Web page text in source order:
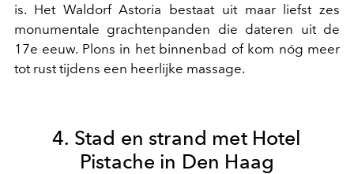
is. Het Waldorf Astoria bestaat uit maar liefst zes
monumentale grachtenpanden die dateren uit de
17e eeuw. Plons in het binnenbad of kom nóg meer
tot rust tijdens een heerlijke massage.
4. Stad en strand met Hotel
Pistache in Den Haag